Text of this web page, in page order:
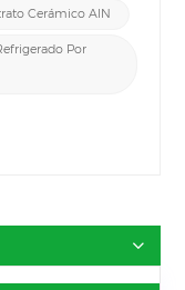
con dos
líquido AlN
efectiva de áreas
Cerámico AlN
Por